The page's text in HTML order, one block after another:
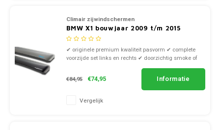
Climair zijwindschermen
BMW X1 bouwjaar 2009 t/m 2015
✔ originele premium kwaliteit pasvorm ✔ complete
voorzijde set links en rechts ✔ doorzichtig smoke of
€84,95
€74,95 Informatie
Vergelijk